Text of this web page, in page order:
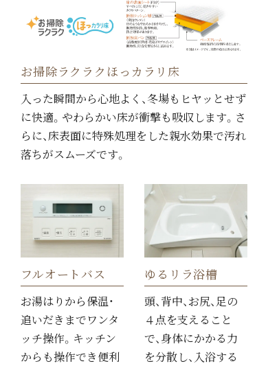
お掃除ラクラクほっカラリ床
入った瞬間から心地よく、冬場もヒヤッとせず
に快適。やわらかい床が衝撃も吸収します。さ
らに、床表面に特殊処理をした親水効果で汚れ
落ちがスムーズです。
フルオートバス
お湯はりから保温・
追いだきまでワンタ
ッチ操作。キッチン
からも操作でき便利
ゆるリラ浴槽
頭、背中、お尻、足の
４点を支えること
で、身体にかかる力
を分散し、入浴する